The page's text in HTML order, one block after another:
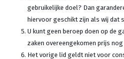
gebruikelijke doel? Dan
hiervoor geschikt zijn als wij dat
U kunt geen beroep doen op de
zaken overeengekomen prijs
Het vorige lid geldt niet voor